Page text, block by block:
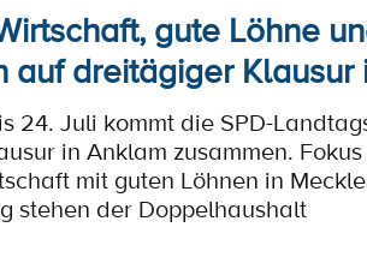
gute Löhne
auf dreitägiger Klausur
24. Juli kommt die SPD-
in Anklam zusammen.
mit guten Löhnen in
stehen der Doppelhaushalt